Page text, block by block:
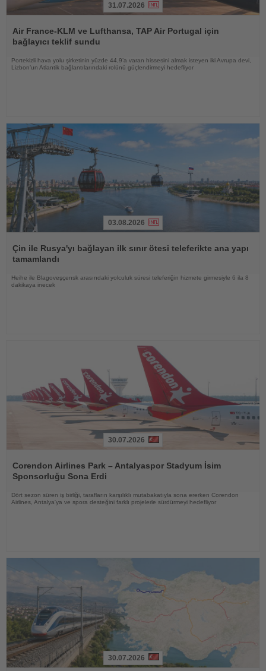
Oku
31.07.2026
Air France-KLM ve Lufthansa, TAP Air Portugal için
bağlayıcı teklif sundu
Portekizli hava yolu şirketinin yüzde 44,9’a varan hissesini almak isteyen iki Avrupa devi,
Lizbon’un Atlantik bağlantılarındaki rolünü güçlendirmeyi hedefliyor
Oku
03.08.2026
Çin ile Rusya'yı bağlayan ilk sınır ötesi teleferikte ana yapı
tamamlandı
Heihe ile Blagoveşçensk arasındaki yolculuk süresi teleferiğin hizmete girmesiyle 6 ila 8
dakikaya inecek
Oku
30.07.2026
Corendon Airlines Park – Antalyaspor Stadyum İsim
Sponsorluğu Sona Erdi
Dört sezon süren iş birliği, tarafların karşılıklı mutabakatıyla sona ererken Corendon
Airlines, Antalya'ya ve spora desteğini farklı projelerle sürdürmeyi hedefliyor
30.07.2026